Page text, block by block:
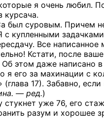
я очень любил.
курсача.
был суровым. Причем
с купленными
Все
Кстати, после
Об этом даже написано
я его за махинации с
17). Забавно,
— ред.)
стукнет уже 76, его
разум и хорошее